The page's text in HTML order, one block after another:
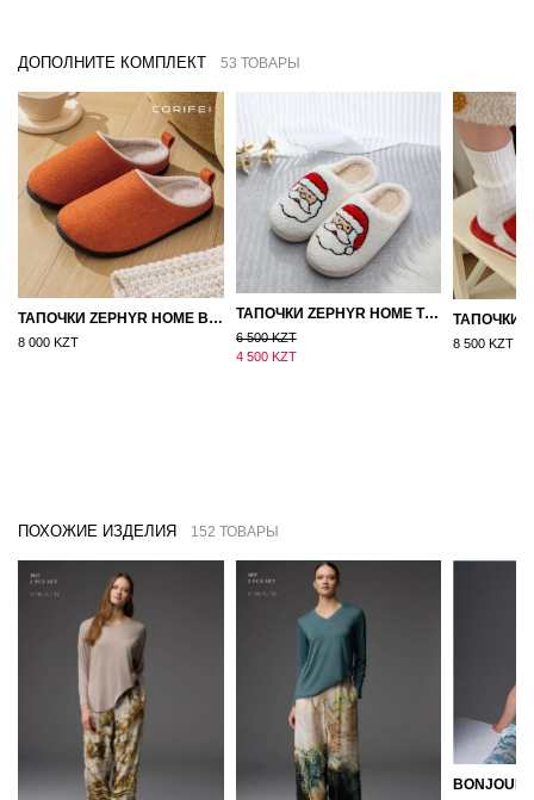
ДОПОЛНИТЕ КОМПЛЕКТ 53 ТОВАРЫ
ТАПОЧКИ ZEPHYR HOME ВОЙЛОК ОРАНЖЕВЫЙ
8 000 KZT
ТАПОЧКИ ZEPHYR HOME ТЕДДИ ДЕД МОРОЗ NEW
6 500 KZT
4 500 KZT
8 500 KZT
ПОХОЖИЕ ИЗДЕЛИЯ 152 ТОВАРЫ